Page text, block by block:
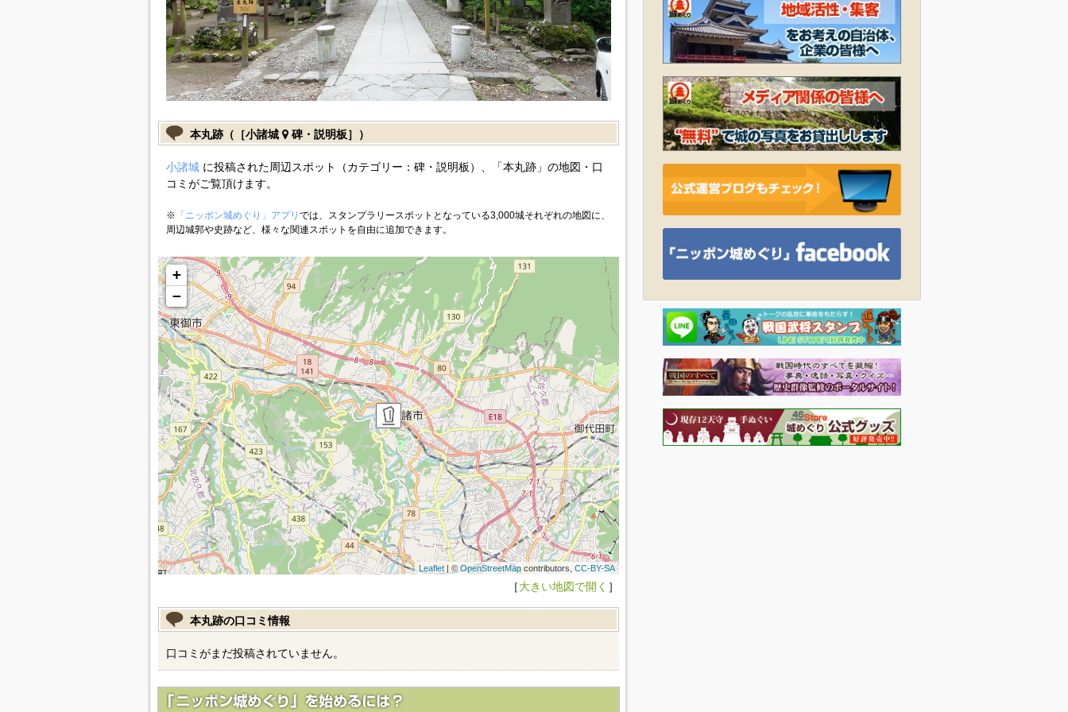
本丸跡（［小諸城 碑・説明板］）
小諸城に投稿された周辺スポット（カテゴリー：碑・説明板）、「本丸跡」の地図・口
コミがご覧頂けます。
※ 「ニッポン城めぐり」アプリ では、スタンプラリースポットとなっている3,000城それぞれの地図に、
周辺城郭や史跡など、様々な関連スポットを自由に追加できます。
+
−
Leaflet| ©OpenStreetMapcontributors, CC-BY-SA
［大きい地図で開く ］
本丸跡の口コミ情報
口コミがまだ投稿されていません。